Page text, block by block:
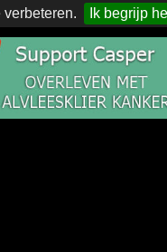
Ik begrijp